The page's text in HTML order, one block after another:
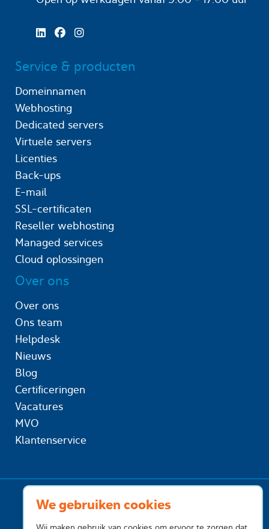
We gebruiken cookies
Service & producten
Domeinnamen
Webhosting
Dedicated servers
Virtuele servers
Licenties
Back-ups
E-mail
SSL-certificaten
Reseller webhosting
Managed services
Cloud oplossingen
Over ons
Over ons
Ons team
Helpdesk
Nieuws
Blog
Certificeringen
Vacatures
MVO
Klantenservice